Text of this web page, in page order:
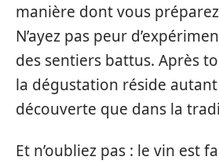
manière dont vous
N’ayez pas peur
des sentiers battus. Après
la dégustation réside
découverte que dans la
Et n’oubliez pas : le vin est